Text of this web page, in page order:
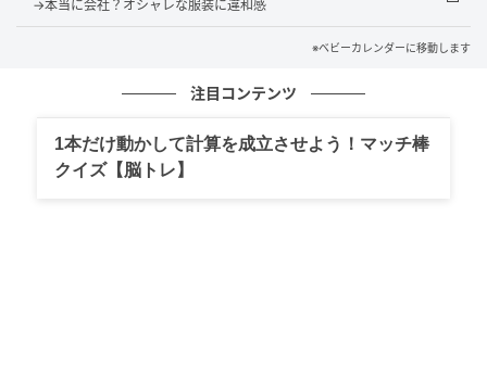
がかかるでしょう。だからこそ、今あえて駐車場を芝
生にすることに何十万円も使う必要があるのか、私に
ぽど無駄だろ」と追い打ちをかけます。私は化粧品を
安いものに替えたり、美容院に行く回数を減らしカラ
→本当に会社？オシャレな服装に違和感
※ベビーカレンダーに移動します
注目コンテンツ
1本だけ動かして計算を成立させよう！マッチ棒
クイズ【脳トレ】